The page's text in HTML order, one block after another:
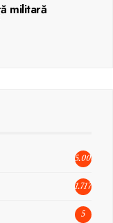
militară
5.006
1.717
5